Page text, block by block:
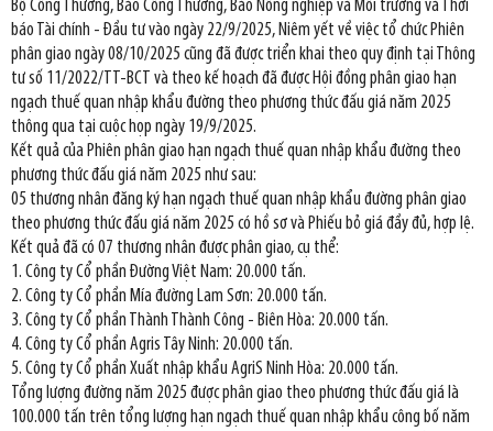
Bộ Công Thương, Báo Công Thương, Báo Nông nghiệp và Môi trường và Thời
báo Tài chính - Đầu tư vào ngày 22/9/2025, Niêm yết về việc tổ chức Phiên
phân giao ngày 08/10/2025 cũng đã được triển khai theo quy định tại Thông
tư số 11/2022/TT-BCT và theo kế hoạch đã được Hội đồng phân giao hạn
ngạch thuế quan nhập khẩu đường theo phương thức đấu giá năm 2025
thông qua tại cuộc họp ngày 19/9/2025.
Kết quả của Phiên phân giao hạn ngạch thuế quan nhập khẩu đường theo
phương thức đấu giá năm 2025 như sau:
05 thương nhân đăng ký hạn ngạch thuế quan nhập khẩu đường phân giao
theo phương thức đấu giá năm 2025 có hồ sơ và Phiếu bỏ giá đầy đủ, hợp lệ.
Kết quả đã có 07 thương nhân được phân giao, cụ thể:
1. Công ty Cổ phần Đường Việt Nam: 20.000 tấn.
2. Công ty Cổ phần Mía đường Lam Sơn: 20.000 tấn.
3. Công ty Cổ phần Thành Thành Công - Biên Hòa: 20.000 tấn.
4. Công ty Cổ phần Agris Tây Ninh: 20.000 tấn.
5. Công ty Cổ phần Xuất nhập khẩu AgriS Ninh Hòa: 20.000 tấn.
Tổng lượng đường năm 2025 được phân giao theo phương thức đấu giá là
100.000 tấn trên tổng lượng hạn ngạch thuế quan nhập khẩu công bố năm